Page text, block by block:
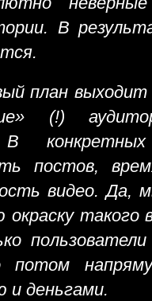
В
план
(!)
В
постов,
видео. Да,
окраску такого
потом
и деньгами.